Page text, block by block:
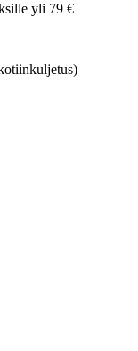
yli 79 €